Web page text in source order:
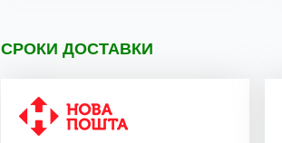
СРОКИ ДОСТАВКИ